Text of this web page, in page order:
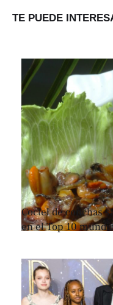
TE PUEDE
Coctel de conchas
en el Top 10